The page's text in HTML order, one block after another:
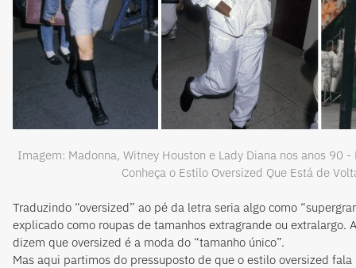
Imagem: Madonna, Witney Houston e Lady Diana nos anos 90
Conheça o Estilo Oversized Que Está de
Traduzindo “oversized” ao pé da letra seria algo como
explicado como roupas de tamanhos extragrande ou extralargo.
dizem que oversized é a moda do “tamanho único”.
Mas aqui partimos do pressuposto de que o estilo oversized fala